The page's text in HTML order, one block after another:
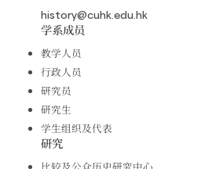
history@cuhk.edu.hk
学系成员
教学人员
行政人员
研究员
研究生
学生组织及代表
研究
比较及公众历史研究中心